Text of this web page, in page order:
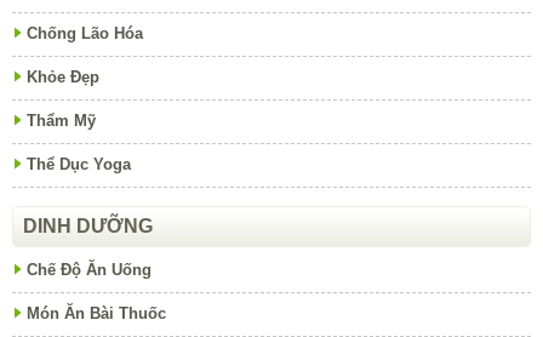
Chống Lão Hóa
Khỏe Đẹp
Thẩm Mỹ
Thể Dục Yoga
DINH DƯỠNG
Chế Độ Ăn Uống
Món Ăn Bài Thuốc